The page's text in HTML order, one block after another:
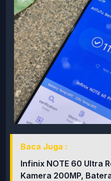
Baca Juga :
Infinix NOTE 60 Ultra
Kamera 200MP,